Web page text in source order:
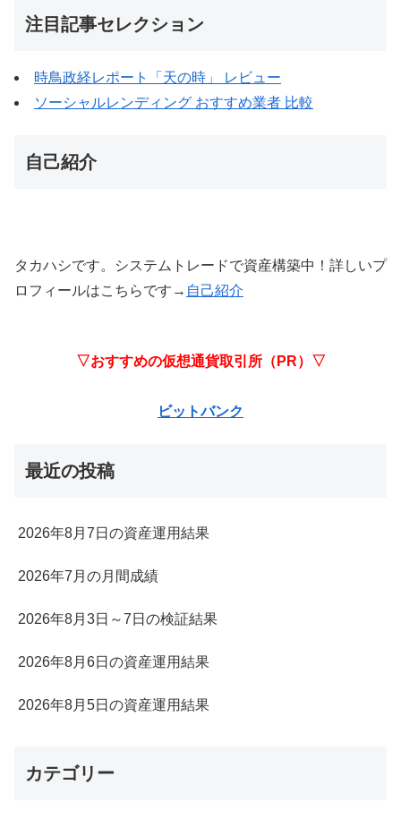
注目記事セレクション
時鳥政経レポート「天の時」 レビュー
ソーシャルレンディング おすすめ業者 比較
自己紹介
タカハシです。システムトレードで資産構築中！詳しいプ
ロフィールはこちらです→ 自己紹介
▽おすすめの仮想通貨取引所（PR）▽
ビットバンク
最近の投稿
2026年8月7日の資産運用結果
2026年7月の月間成績
2026年8月3日～7日の検証結果
2026年8月6日の資産運用結果
2026年8月5日の資産運用結果
カテゴリー